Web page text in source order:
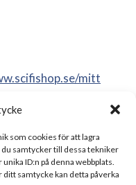
som cookies för att lagra
samtycker till dessa tekniker
ID:n på denna webbplats.
samtycke kan detta påverka
mitt